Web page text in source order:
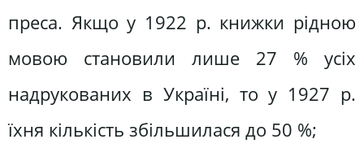
преса. Якщо у 1922 р. книжки рідною
мовою становили лише 27 % усіх
надрукованих в Україні, то у 1927 р.
їхня кількість збільшилася до 50 %;